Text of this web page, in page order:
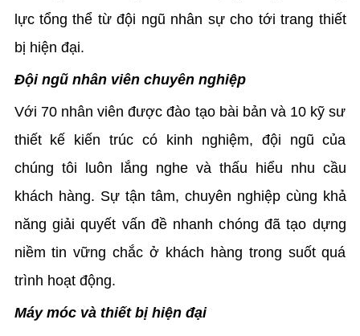
lực tổng thể từ đội ngũ nhân sự cho tới trang thiết
bị hiện đại.
Đội ngũ nhân viên chuyên nghiệp
Với 70 nhân viên được đào tạo bài bản và 10 kỹ sư
thiết kế kiến trúc có kinh nghiệm, đội ngũ của
chúng tôi luôn lắng nghe và thấu hiểu nhu cầu
khách hàng. Sự tận tâm, chuyên nghiệp cùng khả
năng giải quyết vấn đề nhanh chóng đã tạo dựng
niềm tin vững chắc ở khách hàng trong suốt quá
trình hoạt động.
Máy móc và thiết bị hiện đại